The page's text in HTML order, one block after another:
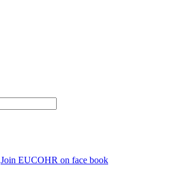
Join EUCOHR on face book